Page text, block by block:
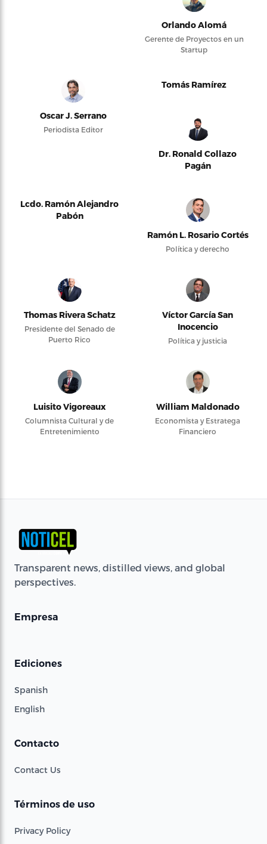
Orlando Alomá
Gerente de Proyectos en un
Startup
Oscar J. Serrano
Periodista Editor
Tomás Ramírez
Dr. Ronald Collazo
Pagán
Lcdo. Ramón Alejandro
Pabón
Ramón L. Rosario Cortés
Política y derecho
Thomas Rivera Schatz
Presidente del Senado de
Puerto Rico
Víctor García San
Inocencio
Política y justicia
Luisito Vigoreaux
Columnista Cultural y de
Entretenimiento
William Maldonado
Economista y Estratega
Financiero
Transparent news, distilled views, and global
perspectives.
Empresa
Ediciones
Spanish
English
Contacto
Contact Us
Términos de uso
Privacy Policy